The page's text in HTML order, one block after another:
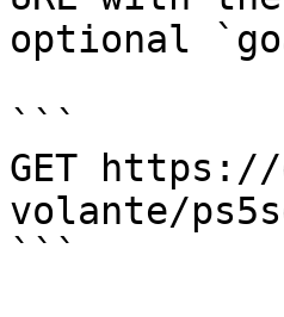
optional
```
GET https://
volante/
```